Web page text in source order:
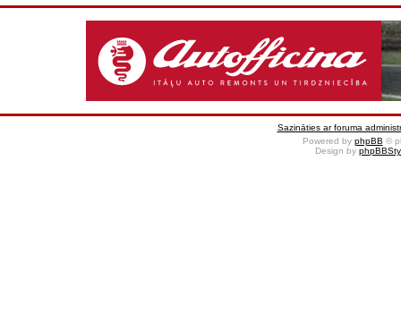
Sazināties ar foruma
Powered by phpBB ©
Design by